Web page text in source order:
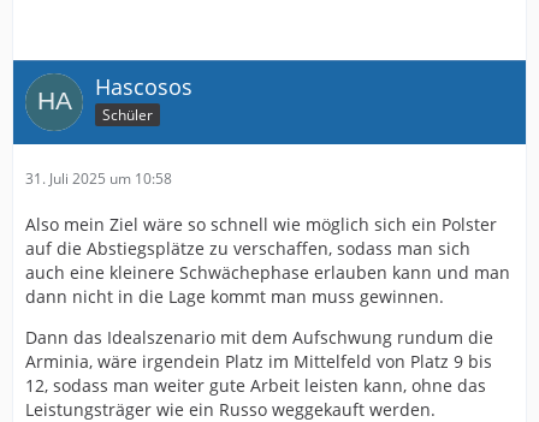
Hascosos
Schüler
31. Juli 2025 um 10:58
Also mein Ziel wäre so schnell wie möglich sich ein Polster
auf die Abstiegsplätze zu verschaffen, sodass man sich
auch eine kleinere Schwächephase erlauben kann und man
dann nicht in die Lage kommt man muss gewinnen.
Dann das Idealszenario mit dem Aufschwung rundum die
Arminia, wäre irgendein Platz im Mittelfeld von Platz 9 bis
12, sodass man weiter gute Arbeit leisten kann, ohne das
Leistungsträger wie ein Russo weggekauft werden.